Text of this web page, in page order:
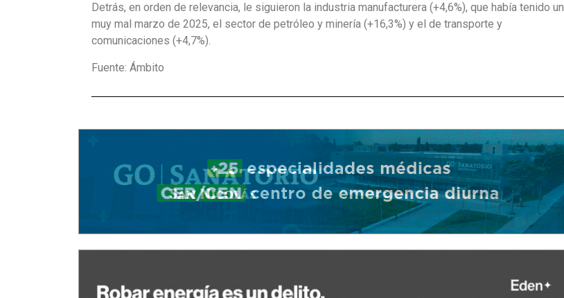
Detrás, en orden de relevancia, le siguieron la industria manufacturera (+4,6%), que había tenido un
muy mal marzo de 2025, el sector de petróleo y minería (+16,3%) y el de transporte y
comunicaciones (+4,7%).
Fuente: Ámbito